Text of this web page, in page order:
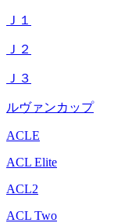
Ｊ１
Ｊ２
Ｊ３
ルヴァンカップ
ACLE
ACL Elite
ACL2
ACL Two